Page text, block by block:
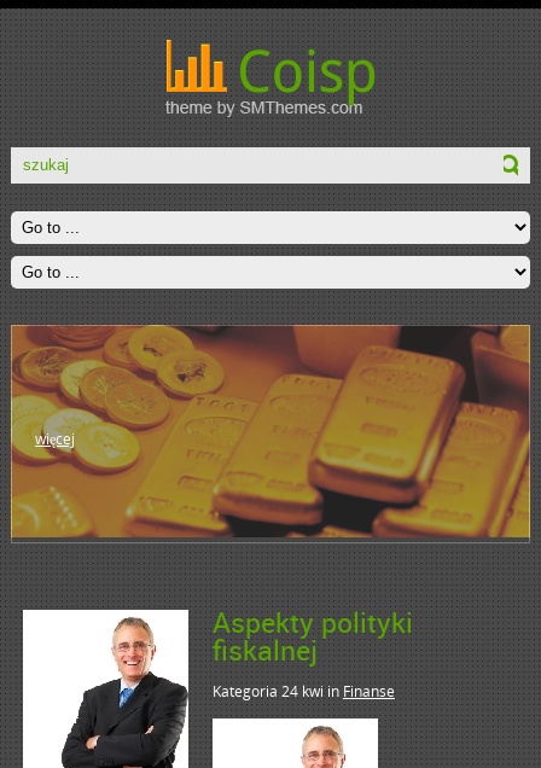
więcej
Aspekty polityki
fiskalnej
Kategoria 24 kwiin Finanse